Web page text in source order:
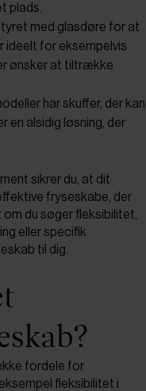
plads.
med glasdøre for at
ideelt for eksempelvis
ønsker at tiltrække
har skuffer, der kan
en alsidig løsning, der
sikrer du, at dit
fryseskabe, der
du søger fleksibilitet,
eller specifik
til dig.
fordele for
fleksibilitet i